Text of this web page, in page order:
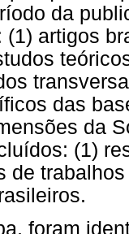
da
(1) artigos
das
da
(1)
de
foram